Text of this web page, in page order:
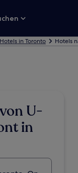
Hotels in Toronto Hotels
U-
in